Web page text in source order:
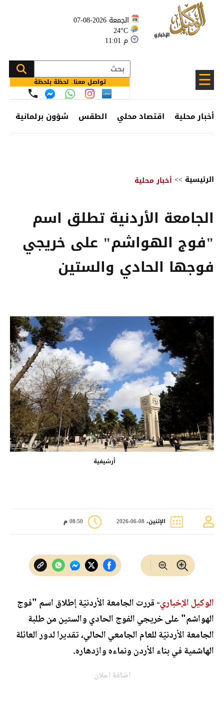
الجمعة 2026-08-07
24°C
11:01 م
☰ تواصل معنا.. لحظة بلحظة
أخبار محلية اقتصاد محلي الطقس شؤون برلمانية
الرئيسية >> أخبار محلية
الجامعة الأردنية تطلق اسم
"فوج الهواشم" على خريجي
فوجها الحادي والستين
أرشيفية
الإثنين، 08-06-2026 08:50 م
الوكيل الإخباري-قررت الجامعة الأردنيّة إطلاق اسم "فوج
الهواشم" على خريجي الفوج الحادي والستين من طلبة
الجامعة الأردنيّة للعام الجامعي الحالي، تقديرا لدور العائلة
الهاشمية في بناء الأردن ونماءه وازدهاره.
اضافة اعلان